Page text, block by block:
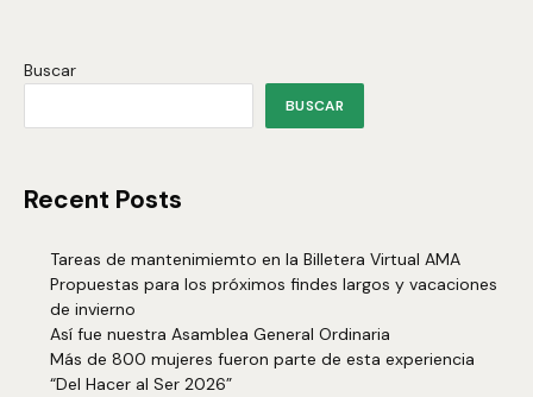
Buscar
BUSCAR
Recent Posts
Tareas de mantenimiemto en la Billetera Virtual AMA
Propuestas para los próximos findes largos y vacaciones
de invierno
Así fue nuestra Asamblea General Ordinaria
Más de 800 mujeres fueron parte de esta experiencia
“Del Hacer al Ser 2026”